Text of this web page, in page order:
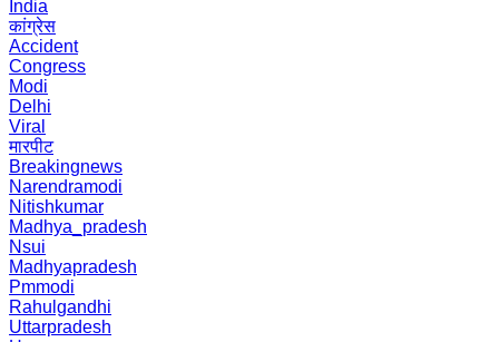
India
कांग्रेस
Accident
Congress
Modi
Delhi
Viral
मारपीट
Breakingnews
Narendramodi
Nitishkumar
Madhya_pradesh
Nsui
Madhyapradesh
Pmmodi
Rahulgandhi
Uttarpradesh